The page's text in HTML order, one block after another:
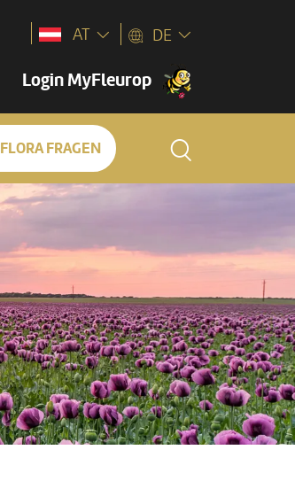
Login MyFleurop
AT DE
FLORA FRAGEN